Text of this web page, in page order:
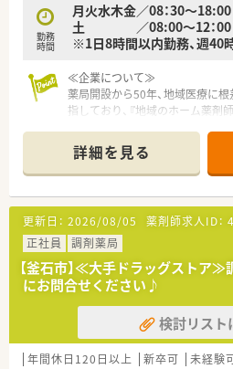
勤務
時間
月火水木金／08：30～18:00
土 ／08:00～12：00（
※1日8時間以内勤務、週40
≪企業について≫
薬局開設から50年、地域医療に根
指しており、『地域のホーム薬剤
ど、地域社会との関わりを大切に
頭に地域の立て直しも行ったこ
背景から新卒でご入社される方
の下で働きたい方も多いです。
≪長く安心して働きたい方はぜ
釜石市に店舗展開をしており、転
据えて働けます。地域との連携を
と異動の頻度も多くなく、本来
していきたいという方にもおスス
≪安心の設備≫
全自動分包機や監査システムも
を考え、より患者様と向き合う時
詳細を見る
更新日： 2026/08/05 薬剤師求人ID：
正社員
調剤薬局
【釜石市】≪大手ドラッグストア
にお問合せください♪
検討リスト
年間休日120日以上 新卒可 未経験